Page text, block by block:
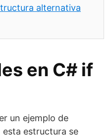
alternativa
en C# if
un ejemplo de
estructura se